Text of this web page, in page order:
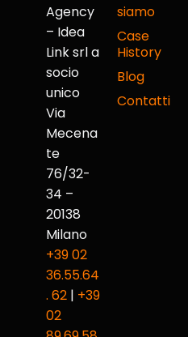
Agency
– Idea
Link srl a
socio
unico
Via
Mecena
te
76/32-
34 –
20138
Milano
+39 02
36.55.64
. 62| +39
02
siamo
Case
History
Blog
Contatti